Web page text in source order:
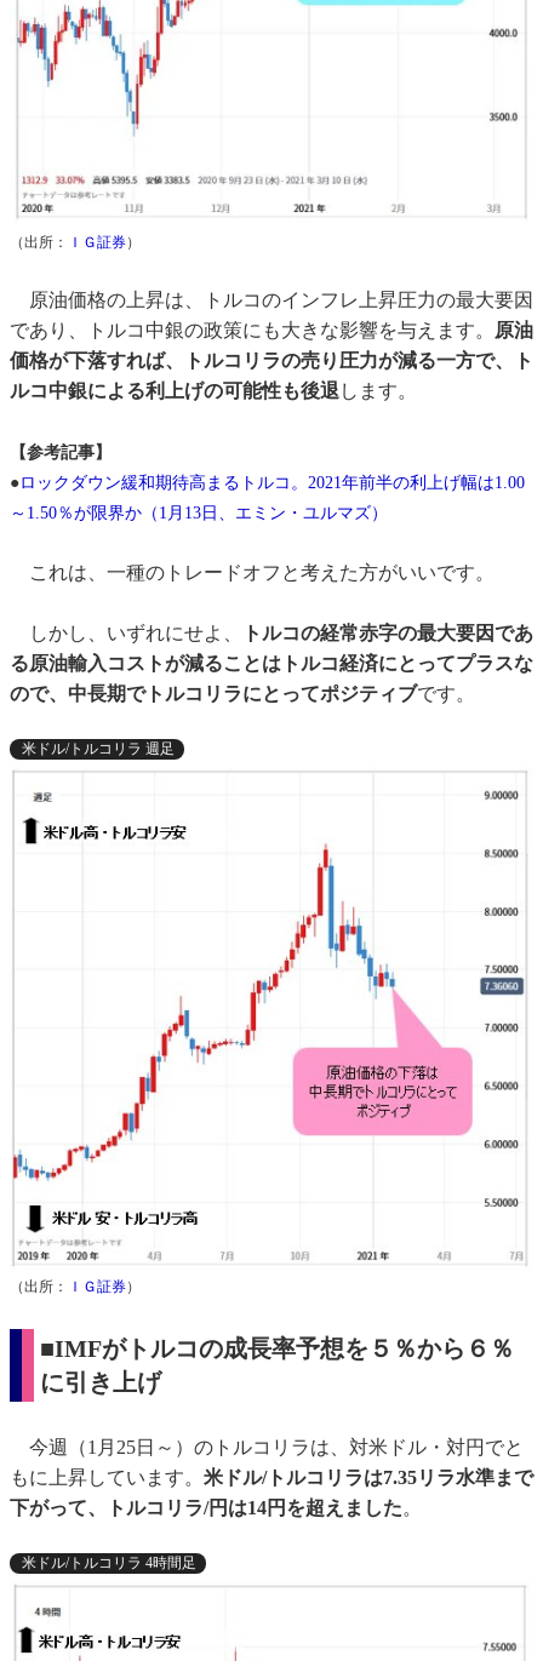
（出所： ＩＧ証券）
原油価格の上昇は、トルコのインフレ上昇圧力の最大要因
であり、トルコ中銀の政策にも大きな影響を与えます。
原油
価格が下落すれば、トルコリラの売り圧力が減る一方で、ト
ルコ中銀による利上げの可能性も後退 します。
【参考記事】
●ロックダウン緩和期待高まるトルコ。2021年前半の利上げ幅は1.00
～1.50％が限界か（1月13日、エミン・ユルマズ）
これは、一種のトレードオフと考えた方がいいです。
しかし、いずれにせよ、
トルコの経常赤字の最大要因であ
る原油輸入コストが減ることはトルコ経済にとってプラスな
ので、中長期でトルコリラにとってポジティブです。
米ドル/トルコリラ 週足
（出所： ＩＧ証券）
■IMFがトルコの成長率予想を５％から６％
に引き上げ
今週（1月25日～）のトルコリラは、対米ドル・対円でと
もに上昇しています。 米ドル/トルコリラは7.35リラ水準まで
下がって、トルコリラ/円は14円を超えました。
米ドル/トルコリラ 4時間足